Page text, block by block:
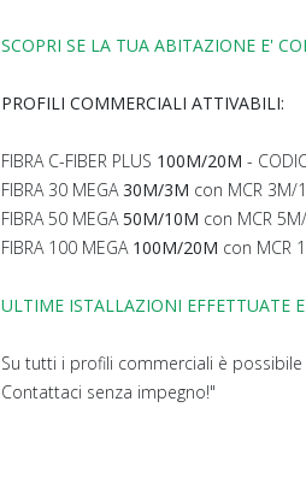
SCOPRI SE LA TUA ABITAZIONE E'
PROFILI COMMERCIALI ATTIVABILI:
FIBRA C-FIBER PLUS 100M/20M -
FIBRA 30 MEGA30M/3M con MCR 3M/
FIBRA 50 MEGA50M/10M con MCR
FIBRA 100 MEGA 100M/20M con MCR
ULTIME ISTALLAZIONI EFFETTUATE
Su tutti i profili commerciali è possibile
Contattaci senza impegno!"